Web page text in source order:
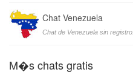
Chat Venezuela
Chat de Venezuela sin registro.
M�s chats gratis